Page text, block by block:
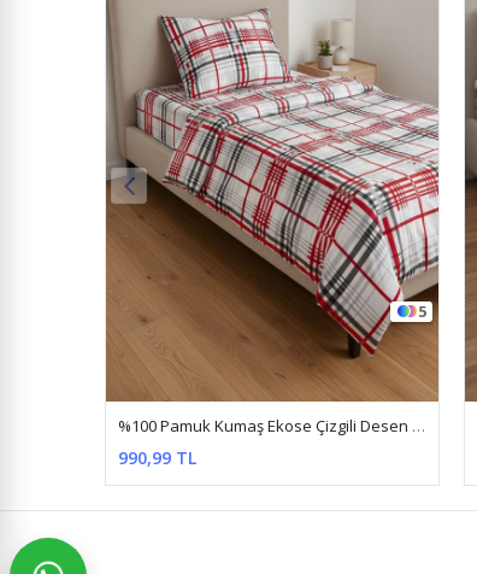
4
%100 Pamuk Kumaş Gül Desen Çift Kişilik Nevresim Takımı Gülkurusu
1.199,99 TL